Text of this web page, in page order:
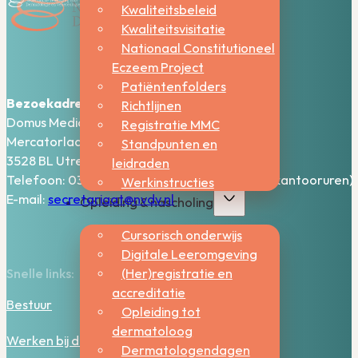
Kwaliteitsbeleid
Kwaliteitsvisitatie
Nationaal Constitutioneel
Eczeem Project
Patiëntenfolders
Richtlijnen
Registratie MMC
Standpunten en
leidraden
Werkinstructies
Opleiding & nascholing
Cursorisch onderwijs
Digitale Leeromgeving
(Her)registratie en
accreditatie
Opleiding tot
dermatoloog
Dermatologendagen
Bezoekadres:
Domus Medica – 5e verdieping
Mercatorlaan 1200
3528 BL Utrecht
Telefoon: 030-2006800 (bereikbaar tijdens kantooruren)
E-mail: secretariaat@nvdv.nl
Snelle links:
Bestuur
Werken bij de NVDV